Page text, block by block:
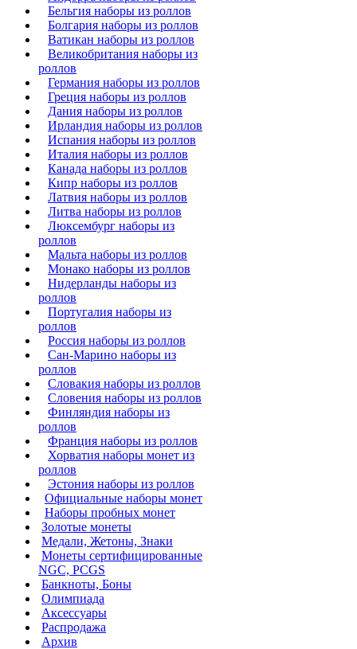
Бельгия наборы из роллов
Болгария наборы из роллов
Ватикан наборы из роллов
Великобритания наборы из
роллов
Германия наборы из роллов
Греция наборы из роллов
Дания наборы из роллов
Ирландия наборы из роллов
Испания наборы из роллов
Италия наборы из роллов
Канада наборы из роллов
Кипр наборы из роллов
Латвия наборы из роллов
Литва наборы из роллов
Люксембург наборы из
роллов
Мальта наборы из роллов
Монако наборы из роллов
Нидерланды наборы из
роллов
Португалия наборы из
роллов
Россия наборы из роллов
Сан-Марино наборы из
роллов
Словакия наборы из роллов
Словения наборы из роллов
Финляндия наборы из
роллов
Франция наборы из роллов
Хорватия наборы монет из
роллов
Эстония наборы из роллов
Официальные наборы монет
Наборы пробных монет
Золотые монеты
Медали, Жетоны, Знаки
Монеты сертифицированные
NGC, PCGS
Банкноты, Боны
Олимпиада
Аксессуары
Распродажа
Архив